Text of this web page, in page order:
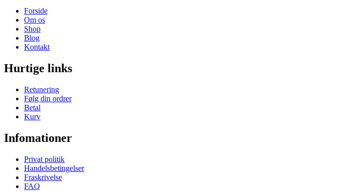
Forside
Om os
Shop
Blog
Kontakt
Hurtige links
Retunering
Følg din ordrer
Betal
Kurv
Infomationer
Privat politik
Handelsbetingelser
Fraskrivelse
FAQ